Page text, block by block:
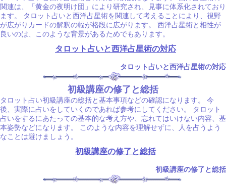
関連は、「黄金の夜明け団」により研究され、見事に体系化されており
ます。 タロット占いと西洋占星術を関連して考えることにより、視野
が広がりカードの解釈の幅が格段に広がります。 西洋占星術と相性が
良いのは、このような背景があるためでもあります。
タロット占いと西洋占星術の対応
タロット占いと西洋占星術の対応
初級講座の修了と総括
タロット占い初級講座の総括と基本事項などの確認になります。 今
後、実際に占いをしていくのであれば参考にしてください。 タロット
占いをするにあたっての基本的な考え方や、忘れてはいけない内容、基
本姿勢などになります。 このような内容を理解せずに、人を占うよう
なことは避けましょう。
初級講座の修了と総括
初級講座の修了と総括